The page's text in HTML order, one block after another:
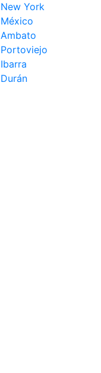
New York
México
Ambato
Portoviejo
Ibarra
Durán